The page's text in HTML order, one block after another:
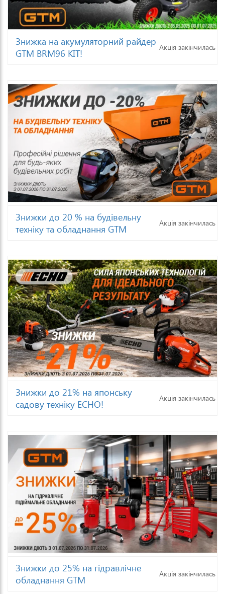
Знижка на акумуляторний райдер
GTM BRM96 KIT!
Акція закінчилась
Знижки до 20 % на будівельну
техніку та обладнання GTM
Акція закінчилась
Знижки до 21% на японську
садову техніку ECHO!
Акція закінчилась
Знижки до 25% на гідравлічне
обладнання GTM
Акція закінчилась